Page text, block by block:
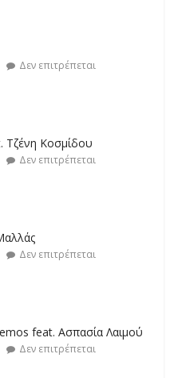
Δεν επιτρέπεται
Τζένη Κοσμίδου
Δεν επιτρέπεται
Δεν επιτρέπεται
feat. Ασπασία Λαιμού
Δεν επιτρέπεται